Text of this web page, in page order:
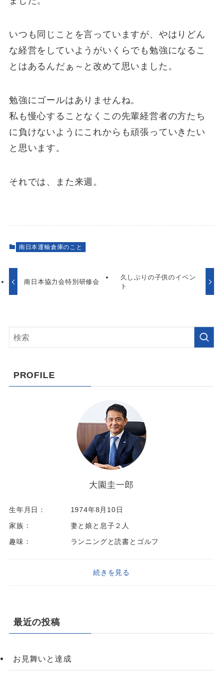
いつも同じことを言っていますが、やはりどん
な経営をしていようがいくらでも勉強になるこ
とはあるんだぁ～と改めて思いました。
勉強にゴールはありませんね。
私も慢心することなくこの先輩経営者の方たち
に負けないようにこれからも頑張っていきたい
と思います。
それでは、また来週。
南日本運輸倉庫のこと
南日本協力会特別研修会
久しぶりの子供のイベン
ト
PROFILE
大園圭一郎
生年月日：
1974年8月10日
家族：
妻と娘と息子２人
趣味：
ランニングと読書とゴルフ
続きを見る
最近の投稿
お見舞いと達成